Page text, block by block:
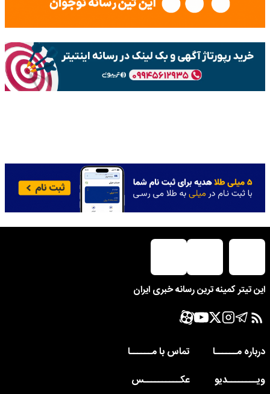
این تیتر کمینه ترین رسانه خبری ایران
درباره مــــــا
تماس با مــــــا
ویــــــــدیو
عکــــــــــس